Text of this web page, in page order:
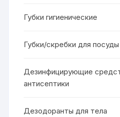
Губки гигиенические
Губки/скребки для посуды
Дезинфицирующие
антисептики
Дезодоранты для тела